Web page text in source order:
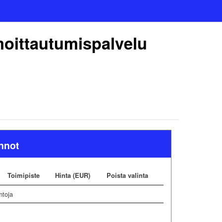
Toimipiste Hinta (EUR)
Poista valinta